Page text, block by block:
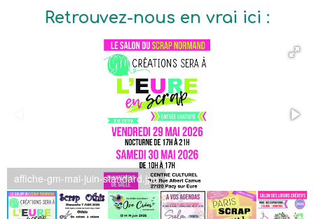
Retrouvez-nous en vrai ici :
affiche-gm-mai-juin-standard.jpg